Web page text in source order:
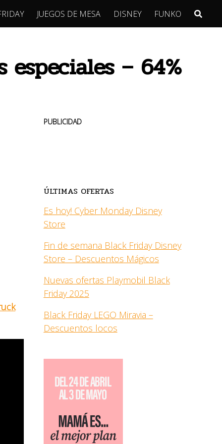
JUEGOS DE MESA DISNEY FUNKO
– 64%
PUBLICIDAD
ÚLTIMAS OFERTAS
Es hoy! Cyber Monday Disney
Store
Fin de semana Black Friday Disney
Store – Descuentos Mágicos
Nuevas ofertas Playmobil Black
Friday 2025
Black Friday LEGO Miravia –
Descuentos locos